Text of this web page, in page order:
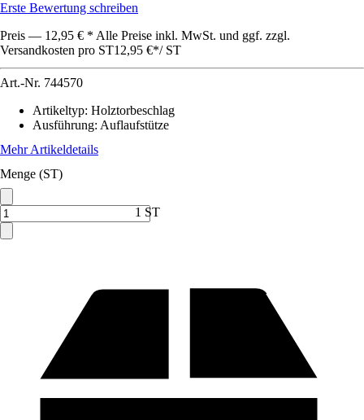
Erste Bewertung schreiben
Preis — 12,95 € * Alle Preise inkl. MwSt. und ggf. zzgl.
Versandkosten pro ST12,95 €*/ ST
Art.-Nr. 744570
Artikeltyp: Holztorbeschlag
Ausführung: Auflaufstütze
Mehr Artikeldetails
Menge (ST)
1 ST